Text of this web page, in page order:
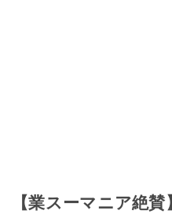
【業スーマニア絶